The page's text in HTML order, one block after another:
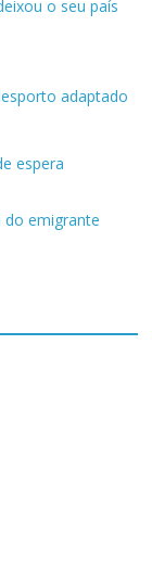
o seu país
adaptado
espera
do emigrante